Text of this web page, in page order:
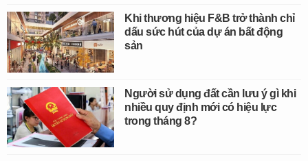
Khi thương hiệu F&B trở thành chỉ
dấu sức hút của dự án bất động
sản
Người sử dụng đất cần lưu ý gì khi
nhiều quy định mới có hiệu lực
trong tháng 8?